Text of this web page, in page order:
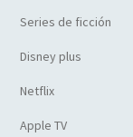
Series de ficción
Disney plus
Netflix
Apple TV